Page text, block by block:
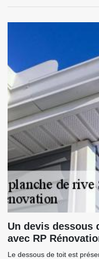
Un devis dessous
avec RP
Le dessous de toit est